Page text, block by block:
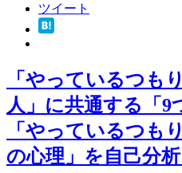
ツイート
「やっているつも
人」に共通する「9
「やっているつも
の心理」を自己分